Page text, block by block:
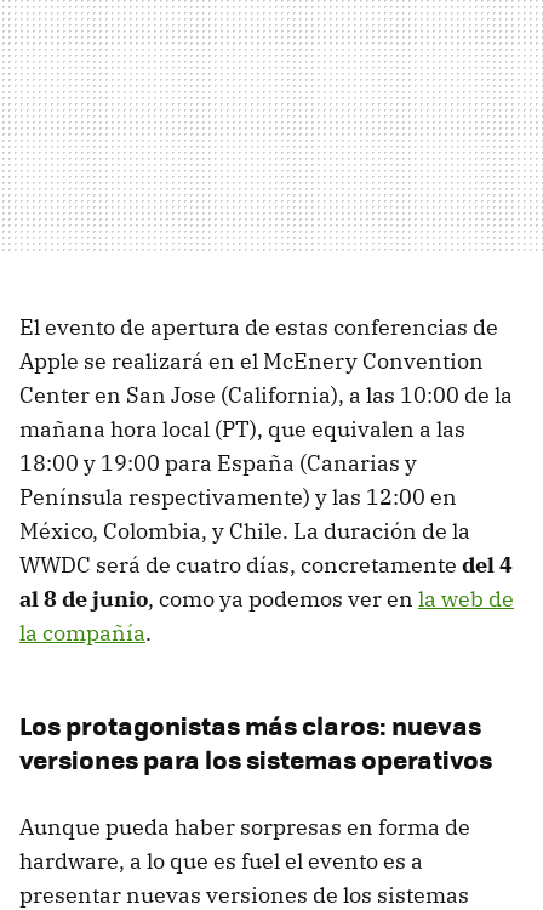
El evento de apertura de estas conferencias de
Apple se realizará en el McEnery Convention
Center en San Jose (California), a las 10:00 de la
mañana hora local (PT), que equivalen a las
18:00 y 19:00 para España (Canarias y
Península respectivamente) y las 12:00 en
México, Colombia, y Chile. La duración de la
WWDC será de cuatro días, concretamente del 4
al 8 de junio, como ya podemos ver en la web de
la compañía.
Los protagonistas más claros: nuevas
versiones para los sistemas operativos
Aunque pueda haber sorpresas en forma de
hardware, a lo que es fuel el evento es a
presentar nuevas versiones de los sistemas